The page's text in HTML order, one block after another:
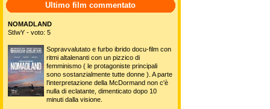
Ultimo film commentato
NOMADLAND
StIwY - voto: 5
Sopravvalutato e furbo ibrido docu-film con
ritmi altalenanti con un pizzico di
femminismo ( le protagoniste principali
sono sostanzialmente tutte donne ). A parte
l'interpretazione della McDormand non c'è
nulla di eclatante, dimenticato dopo 10
minuti dalla visione.